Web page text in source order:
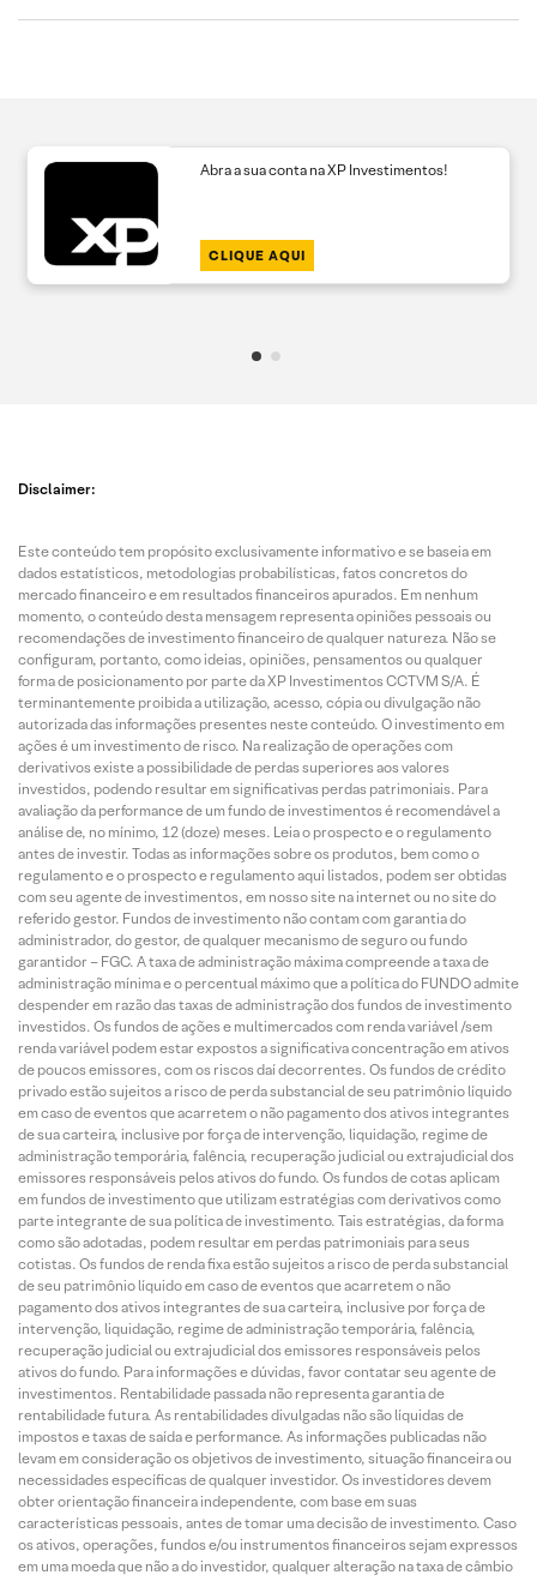
Abra a sua conta na XP Investimentos!
CLIQUE AQUI
Disclaimer:
Este conteúdo tem propósito exclusivamente informativo e se baseia em
dados estatísticos, metodologias probabilísticas, fatos concretos do
mercado financeiro e em resultados financeiros apurados. Em nenhum
momento, o conteúdo desta mensagem representa opiniões pessoais ou
recomendações de investimento financeiro de qualquer natureza. Não se
configuram, portanto, como ideias, opiniões, pensamentos ou qualquer
forma de posicionamento por parte da XP Investimentos CCTVM S/A. É
terminantemente proibida a utilização, acesso, cópia ou divulgação não
autorizada das informações presentes neste conteúdo. O investimento em
ações é um investimento de risco. Na realização de operações com
derivativos existe a possibilidade de perdas superiores aos valores
investidos, podendo resultar em significativas perdas patrimoniais. Para
avaliação da performance de um fundo de investimentos é recomendável a
análise de, no mínimo, 12 (doze) meses. Leia o prospecto e o regulamento
antes de investir. Todas as informações sobre os produtos, bem como o
regulamento e o prospecto e regulamento aqui listados, podem ser obtidas
com seu agente de investimentos, em nosso site na internet ou no site do
referido gestor. Fundos de investimento não contam com garantia do
administrador, do gestor, de qualquer mecanismo de seguro ou fundo
garantidor – FGC. A taxa de administração máxima compreende a taxa de
administração mínima e o percentual máximo que a política do FUNDO admite
despender em razão das taxas de administração dos fundos de investimento
investidos. Os fundos de ações e multimercados com renda variável /sem
renda variável podem estar expostos a significativa concentração em ativos
de poucos emissores, com os riscos daí decorrentes. Os fundos de crédito
privado estão sujeitos a risco de perda substancial de seu patrimônio líquido
em caso de eventos que acarretem o não pagamento dos ativos integrantes
de sua carteira, inclusive por força de intervenção, liquidação, regime de
administração temporária, falência, recuperação judicial ou extrajudicial dos
emissores responsáveis pelos ativos do fundo. Os fundos de cotas aplicam
em fundos de investimento que utilizam estratégias com derivativos como
parte integrante de sua política de investimento. Tais estratégias, da forma
como são adotadas, podem resultar em perdas patrimoniais para seus
cotistas. Os fundos de renda fixa estão sujeitos a risco de perda substancial
de seu patrimônio líquido em caso de eventos que acarretem o não
pagamento dos ativos integrantes de sua carteira, inclusive por força de
intervenção, liquidação, regime de administração temporária, falência,
recuperação judicial ou extrajudicial dos emissores responsáveis pelos
ativos do fundo. Para informações e dúvidas, favor contatar seu agente de
investimentos. Rentabilidade passada não representa garantia de
rentabilidade futura. As rentabilidades divulgadas não são líquidas de
impostos e taxas de saída e performance. As informações publicadas não
levam em consideração os objetivos de investimento, situação financeira ou
necessidades específicas de qualquer investidor. Os investidores devem
obter orientação financeira independente, com base em suas
características pessoais, antes de tomar uma decisão de investimento. Caso
os ativos, operações, fundos e/ou instrumentos financeiros sejam expressos
em uma moeda que não a do investidor, qualquer alteração na taxa de câmbio